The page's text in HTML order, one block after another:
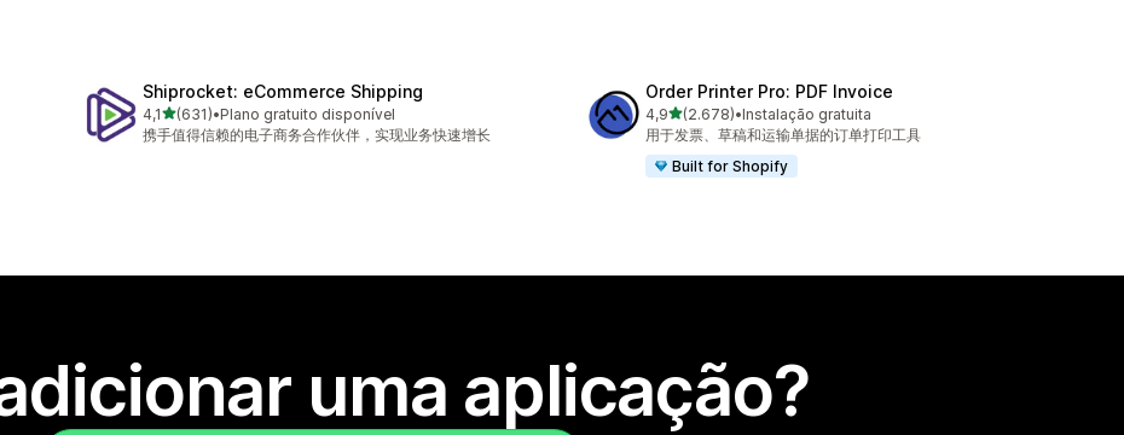
Shiprocket: eCommerce Shipping
4,1de 5 estrelas
(631)
631 total de avaliações
•Plano gratuito disponível
携手值得信赖的电子商务合作伙伴，实现业务快速增长
Order Printer Pro: PDF Invoice
4,9de 5 estrelas
(2.678)
2678 total de avaliações
•Instalação gratuita
用于发票、草稿和运输单据的订单打印工具
Built for Shopify
uma aplicação?